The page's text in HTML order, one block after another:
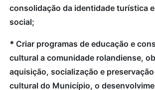
consolidação da identidade turística
social;
* Criar programas de educação e
cultural a comunidade rolandiense,
aquisição, socialização e
cultural do Município, o